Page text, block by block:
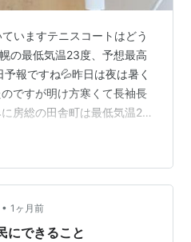
いますテニスコートはどう
の最低気温23度、予想最高
報ですね💦昨日は夜は暑く
ですが明け方寒くて長袖長
房総の田舎町は最低気温26
るとイライラしますよね😥
ブルwifiを使って田舎街暮ら
使っています 札幌は都会で
し😊 房総の田舎町が問題で
が、、時間帯によって滞る
• 1ヶ月前
にできること